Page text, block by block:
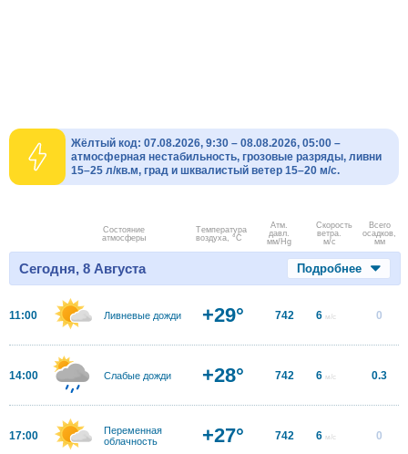
Жёлтый код: 07.08.2026, 9:30 – 08.08.2026, 05:00 –
атмосферная нестабильность, грозовые разряды, ливни
15–25 л/кв.м, град и шквалистый ветер 15–20 м/с.
Состояние
атмосферы
Температура
воздуха, °C
Атм.
давл.
мм/Hg
Скорость
ветра.
м/с
Всего
осадков,
мм
Сегодня, 8 Августа Подробнее
11:00 Ливневые дожди +29° 742 6 м/с 0
14:00 Слабые дожди +28° 742 6 м/с 0.3
17:00
Переменная
облачность
+27° 742 6 м/с 0